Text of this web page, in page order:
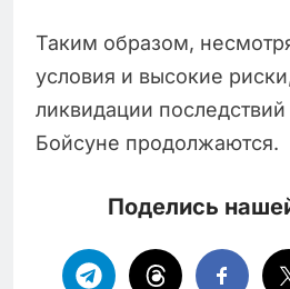
Таким образом,
условия и высокие
ликвидации
Бойсуне продолжаются.
Поделись